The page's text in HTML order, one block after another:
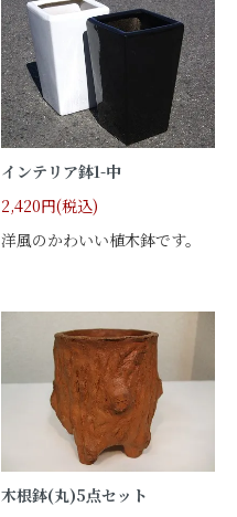
インテリア鉢1-中
2,420円(税込)
洋風のかわいい植木鉢です。
木根鉢(丸)5点セット